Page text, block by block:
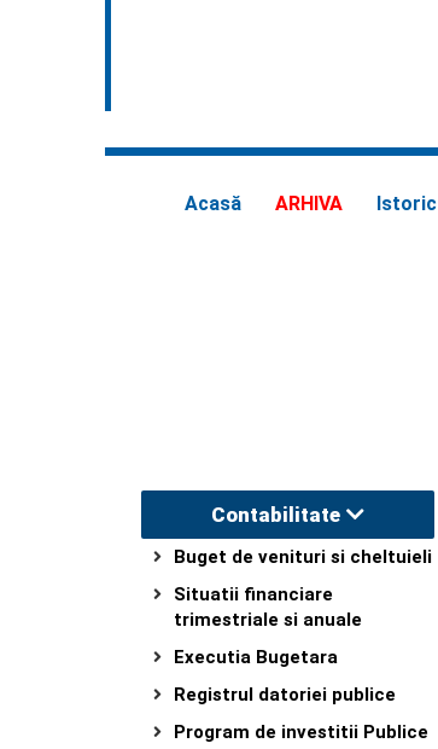
Acasă ARHIVA Istoric
Contabilitate
Buget de venituri si cheltuieli
Situatii financiare
trimestriale si anuale
Executia Bugetara
Registrul datoriei publice
Program de investitii Publice